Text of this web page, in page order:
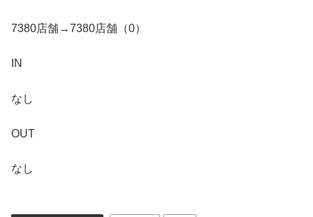
7380店舗→7380店舗（0）
IN
なし
OUT
なし